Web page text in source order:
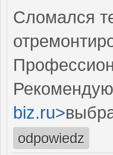
Сломался
biz.ru>
odpowiedz